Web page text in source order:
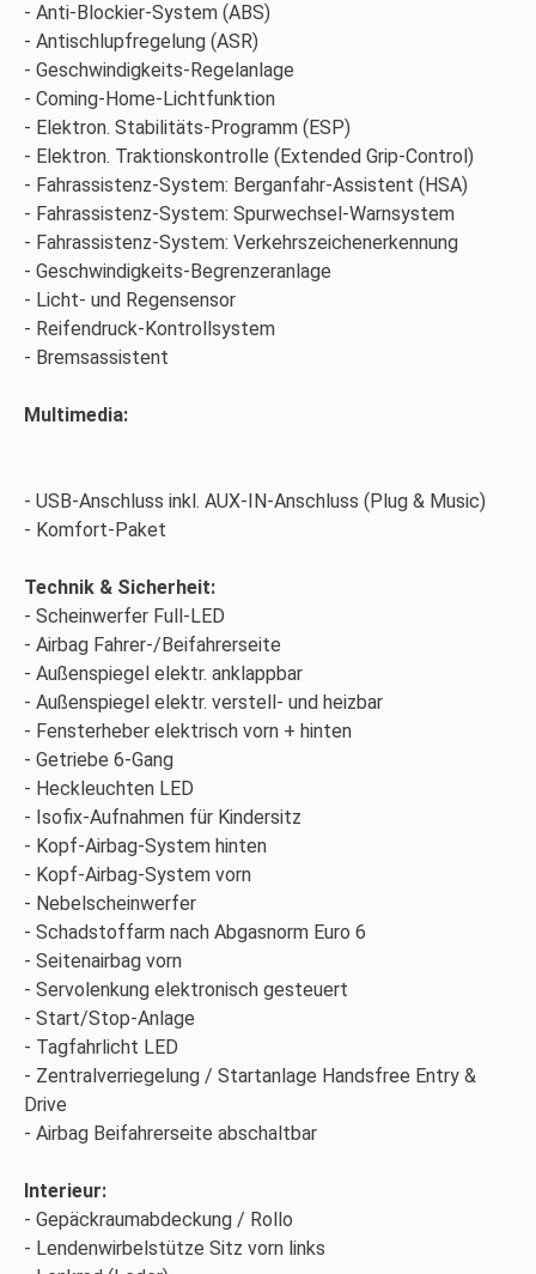
Anti-Blockier-System (ABS)
Antischlupfregelung (ASR)
Geschwindigkeits-Regelanlage
Coming-Home-Lichtfunktion
Elektron. Stabilitäts-Programm (ESP)
Elektron. Traktionskontrolle (Extended Grip-Control)
Fahrassistenz-System: Berganfahr-Assistent (HSA)
Fahrassistenz-System: Spurwechsel-Warnsystem
Fahrassistenz-System: Verkehrszeichenerkennung
Geschwindigkeits-Begrenzeranlage
Licht- und Regensensor
Reifendruck-Kontrollsystem
Bremsassistent
Multimedia:
USB-Anschluss inkl. AUX-IN-Anschluss (Plug & Music)
Komfort-Paket
Technik & Sicherheit:
Scheinwerfer Full-LED
Airbag Fahrer-/Beifahrerseite
Außenspiegel elektr. anklappbar
Außenspiegel elektr. verstell- und heizbar
Fensterheber elektrisch vorn + hinten
Getriebe 6-Gang
Heckleuchten LED
Isofix-Aufnahmen für Kindersitz
Kopf-Airbag-System hinten
Kopf-Airbag-System vorn
Nebelscheinwerfer
Schadstoffarm nach Abgasnorm Euro 6
Seitenairbag vorn
Servolenkung elektronisch gesteuert
Start/Stop-Anlage
Tagfahrlicht LED
Zentralverriegelung / Startanlage Handsfree Entry &
Drive
Airbag Beifahrerseite abschaltbar
Interieur:
Gepäckraumabdeckung / Rollo
Lendenwirbelstütze Sitz vorn links